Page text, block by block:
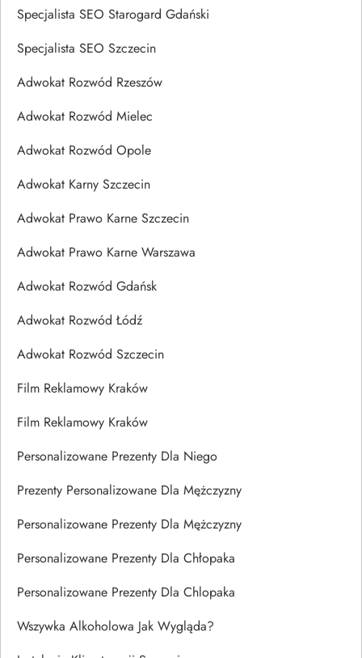
Specjalista SEO Starogard Gdański
Specjalista SEO Szczecin
Adwokat Rozwód Rzeszów
Adwokat Rozwód Mielec
Adwokat Rozwód Opole
Adwokat Karny Szczecin
Adwokat Prawo Karne Szczecin
Adwokat Prawo Karne Warszawa
Adwokat Rozwód Gdańsk
Adwokat Rozwód Łódź
Adwokat Rozwód Szczecin
Film Reklamowy Kraków
Film Reklamowy Kraków
Personalizowane Prezenty Dla Niego
Prezenty Personalizowane Dla Mężczyzny
Personalizowane Prezenty Dla Mężczyzny
Personalizowane Prezenty Dla Chłopaka
Personalizowane Prezenty Dla Chlopaka
Wszywka Alkoholowa Jak Wygląda?